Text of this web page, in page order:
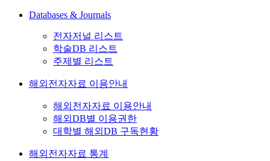
Databases & Journals
전자저널 리스트
학술DB 리스트
주제별 리스트
해외전자자료 이용안내
해외전자자료 이용안내
해외DB별 이용권한
대학별 해외DB 구독현황
해외전자자료 통계